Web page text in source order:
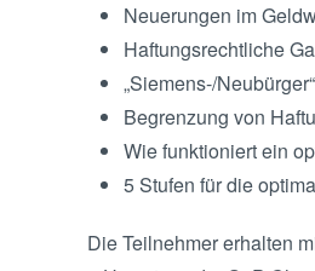
Neuerungen im
Haftungsrechtliche
„Siemens-/
Begrenzung von
Wie funktioniert ein
5 Stufen für die
Die Teilnehmer erhalten